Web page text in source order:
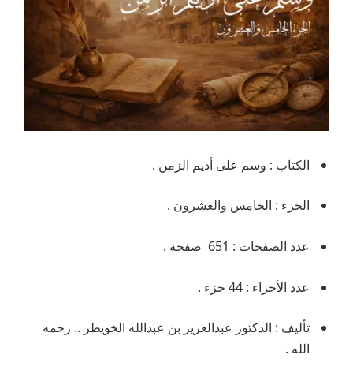
الكتاب : وسم على أديم الزمن .
الجزء : الخامس والعشرون .
عدد الصفحات : 651 صفحة .
عدد الأجزاء : 44 جزء .
تأليف : الدكتور عبدالعزيز بن عبدالله الخويطر .. رحمه
الله .